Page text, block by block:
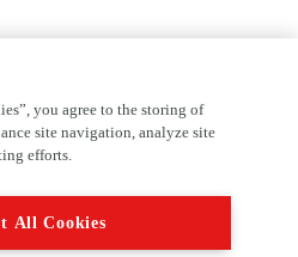
Er kunnen echter geen rechten
informatie in de advertentie.
you agree to the storing of
site navigation, analyze site
efforts.
All Cookies